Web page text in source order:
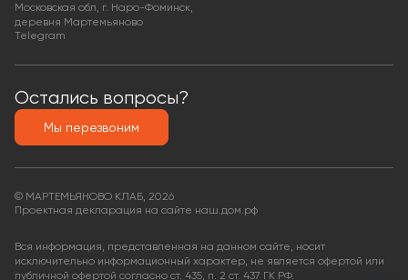
Московская обл, г. Наро-Фоминск,
деревня Мартемьяново
Telegram
Остались вопросы?
Мы перезвоним
© МАРТЕМЬЯНОВО КЛАБ, 2026
Проектная декларация на сайте наш.дом.рф
Вся информация, представленная на данном сайте, носит
исключительно информационный характер, не является офертой или
публичной офертой согласно ст. 435, п. 2 ст. 437 ГК РФ.